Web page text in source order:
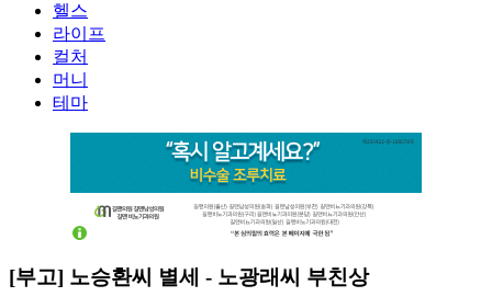
헬스
라이프
컬처
머니
테마
[부고] 노승환씨 별세 - 노광래씨 부친상